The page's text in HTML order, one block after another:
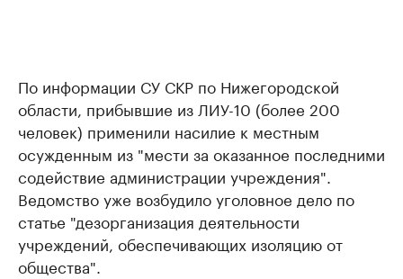
По информации СУ СКР по Нижегородской
области, прибывшие из ЛИУ-10 (более 200
человек) применили насилие к местным
осужденным из "мести за оказанное последними
содействие администрации учреждения".
Ведомство уже возбудило уголовное дело по
статье "дезорганизация деятельности
учреждений, обеспечивающих изоляцию от
общества".